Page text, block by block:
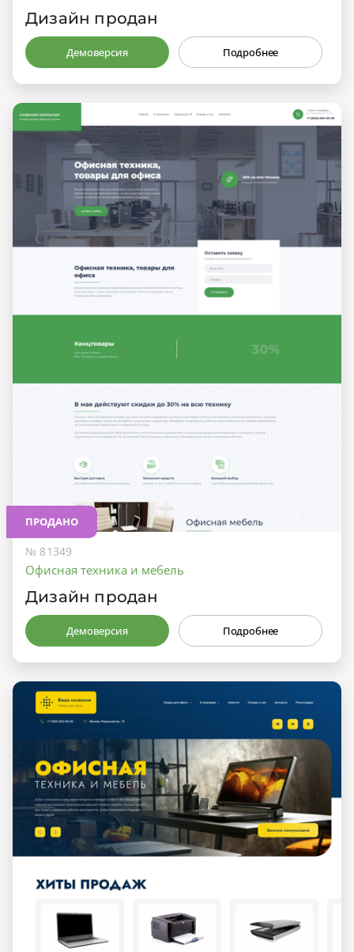
Дизайн продан
Демоверсия Подробнее
ПРОДАНО
№ 81349
Офисная техника и мебель
Дизайн продан
Демоверсия Подробнее